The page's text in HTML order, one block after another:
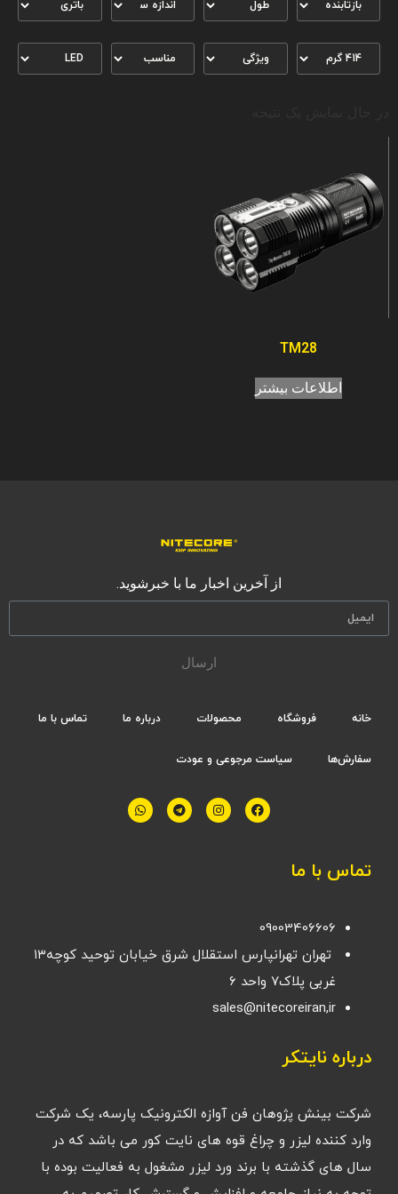
TM28
اطلاعات بیشتر
از آخرین اخبار ما با خبرشوید.
ارسال
خانه فروشگاه محصولات درباره ما تماس با ما
سفارش‌ها سیاست مرجوعی و عودت
تماس با ما
09003406606
تهران تهرانپارس استقلال شرق خیابان توحید کوچه۱۳
غربی پلاک۷ واحد ۶
sales@nitecoreiran,ir
درباره نایتکر
شرکت بینش پژوهان فن آوازه الکترونیک پارسه، یک شرکت
وارد کننده لیزر و چراغ قوه های نایت کور می باشد که در
سال های گذشته با برند ورد لیزر مشغول به فعالیت بوده با